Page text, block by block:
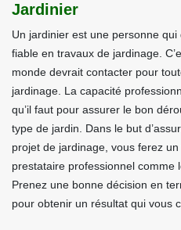
Jardinier
Un jardinier est une personne
fiable en travaux de jardinage.
monde devrait contacter pour
jardinage. La capacité
qu’il faut pour assurer le bon
type de jardin. Dans le but
projet de jardinage, vous ferez
prestataire professionnel comme
Prenez une bonne décision en
pour obtenir un résultat qui vous